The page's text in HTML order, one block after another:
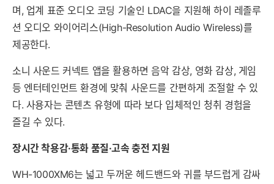
며, 업계 표준 오디오 코딩 기술인 LDAC을 지원해 하이 레졸루
션 오디오 와이어리스(High-Resolution Audio Wireless)를
제공한다.
소니 사운드 커넥트 앱을 활용하면 음악 감상, 영화 감상, 게임
등 엔터테인먼트 환경에 맞춰 사운드를 간편하게 조절할 수 있
다. 사용자는 콘텐츠 유형에 따라 보다 입체적인 청취 경험을
즐길 수 있다.
장시간 착용감·통화 품질·고속 충전 지원
WH-1000XM6는 넓고 두꺼운 헤드밴드와 귀를 부드럽게 감싸